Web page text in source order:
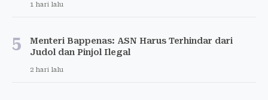
1 hari lalu
5
Menteri Bappenas: ASN Harus Terhindar dari
Judol dan Pinjol Ilegal
2 hari lalu